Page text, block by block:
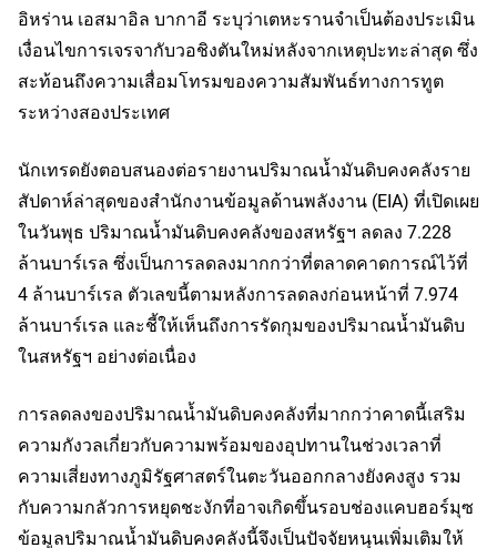
อิหร่าน เอสมาอิล บากาอี ระบุว่าเตหะรานจำเป็นต้องประเมิน
เงื่อนไขการเจรจากับวอชิงตันใหม่หลังจากเหตุปะทะล่าสุด ซึ่ง
สะท้อนถึงความเสื่อมโทรมของความสัมพันธ์ทางการทูต
ระหว่างสองประเทศ
นักเทรดยังตอบสนองต่อรายงานปริมาณน้ำมันดิบคงคลังราย
สัปดาห์ล่าสุดของสำนักงานข้อมูลด้านพลังงาน (EIA) ที่เปิดเผย
ในวันพุธ ปริมาณน้ำมันดิบคงคลังของสหรัฐฯ ลดลง 7.228
ล้านบาร์เรล ซึ่งเป็นการลดลงมากกว่าที่ตลาดคาดการณ์ไว้ที่
4 ล้านบาร์เรล ตัวเลขนี้ตามหลังการลดลงก่อนหน้าที่ 7.974
ล้านบาร์เรล และชี้ให้เห็นถึงการรัดกุมของปริมาณน้ำมันดิบ
ในสหรัฐฯ อย่างต่อเนื่อง
การลดลงของปริมาณน้ำมันดิบคงคลังที่มากกว่าคาดนี้เสริม
ความกังวลเกี่ยวกับความพร้อมของอุปทานในช่วงเวลาที่
ความเสี่ยงทางภูมิรัฐศาสตร์ในตะวันออกกลางยังคงสูง รวม
กับความกลัวการหยุดชะงักที่อาจเกิดขึ้นรอบช่องแคบฮอร์มุซ
ข้อมูลปริมาณน้ำมันดิบคงคลังนี้จึงเป็นปัจจัยหนุนเพิ่มเติมให้